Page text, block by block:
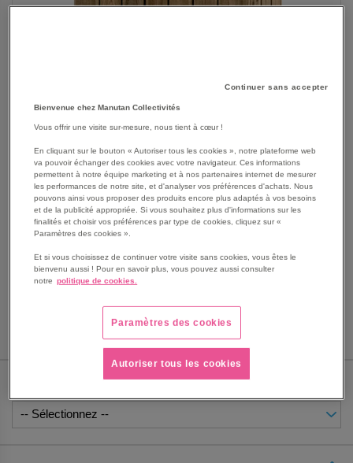
SKIP
BEGINNING
IMAGES
Les avantages
Jardinière en bois de pin nordique massif traité
autoclave niveau 4 sans pare vent.
installation simple sans perçage au sol.
Largeurs et profondeurs au choix.
LARGEUR HORS TOUT
Continuer sans accepter
Bienvenue chez Manutan Collectivités
Vous offrir une visite sur-mesure, nous tient à cœur !
En cliquant sur le bouton « Autoriser tous les cookies », notre plateforme web
va pouvoir échanger des cookies avec votre navigateur. Ces informations
permettent à notre équipe marketing et à nos partenaires internet de mesurer
les performances de notre site, et d'analyser vos préférences d'achats. Nous
pouvons ainsi vous proposer des produits encore plus adaptés à vos besoins
et de la publicité appropriée. Si vous souhaitez plus d'informations sur les
finalités et choisir vos préférences par type de cookies, cliquez sur «
Paramètres des cookies ».
Et si vous choisissez de continuer votre visite sans cookies, vous êtes le
bienvenu aussi ! Pour en savoir plus, vous pouvez aussi consulter
notre politique de cookies.
Paramètres des cookies
Autoriser tous les cookies